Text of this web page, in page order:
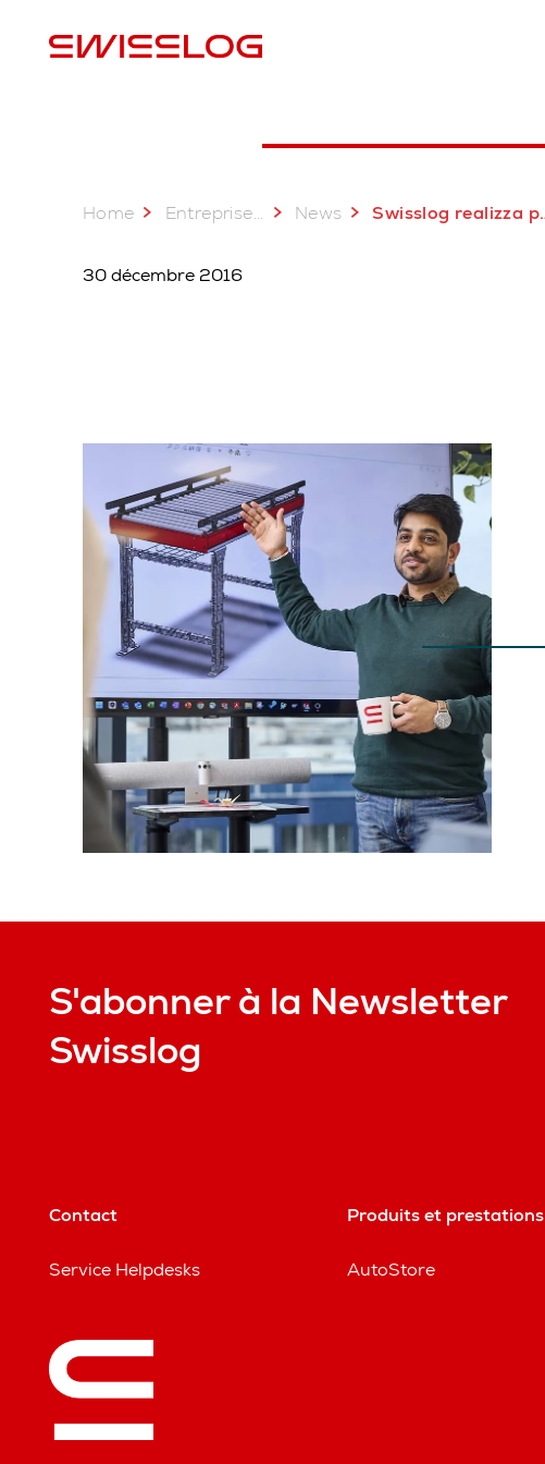
Home Entreprise... News Swisslog realizza per Surgital il primo sistema di picking automatico sotto zero in Italia
30 décembre 2016
S'abonner à la Newsletter
Swisslog
Contact
Service Helpdesks
Produits et prestations
AutoStore